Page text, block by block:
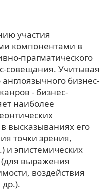
участия
компонентами в
прагматического
совещания. Учитывая
бизнес-
- бизнес-
наиболее
высказываниях его
точки зрения,
и эпистемических
выражения
воздействия
др.).